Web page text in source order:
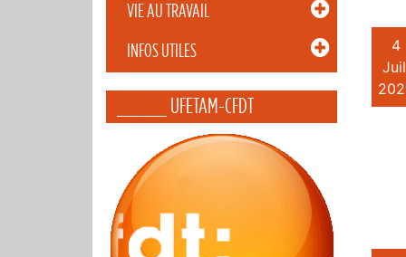
VIE AU TRAVAIL
INFOS UTILES
_____ UFETAM-CFDT
4